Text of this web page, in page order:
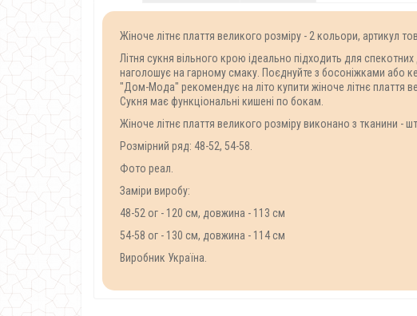
Жіноче літнє плаття великого розміру - 2 кольори, артикул
Літня сукня вільного крою ідеально підходить для
наголошує на гарному смаку. Поєднуйте з босоніжками або
"Дом-Мода" рекомендує на літо купити жіноче літнє плаття
Сукня має функціональні кишені по бокам.
Жіноче літнє плаття великого розміру виконано з тканини -
Розмірний ряд: 48-52, 54-58.
Фото реал.
Заміри виробу:
48-52 ог - 120 см, довжина - 113 см
54-58 ог - 130 см, довжина - 114 см
Виробник Україна.